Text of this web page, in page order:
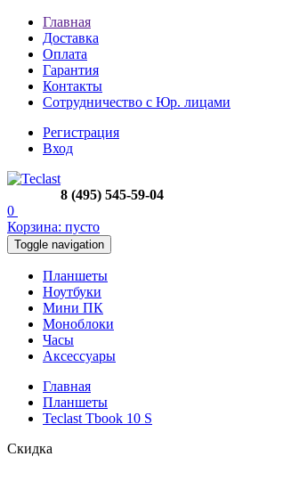
Главная
Доставка
Оплата
Гарантия
Контакты
Сотрудничество с Юр. лицами
Регистрация
Вход
8 (495) 545-59-04
0
Корзина: пусто
Toggle navigation
Планшеты
Ноутбуки
Мини ПК
Моноблоки
Часы
Аксессуары
Главная
Планшеты
Teclast Tbook 10 S
Скидка